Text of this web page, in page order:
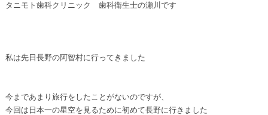
タニモト歯科クリニック 歯科衛生士の瀬川です
私は先日長野の阿智村に行ってきました
今まであまり旅行をしたことがないのですが、
今回は日本一の星空を見るために初めて長野に行きました